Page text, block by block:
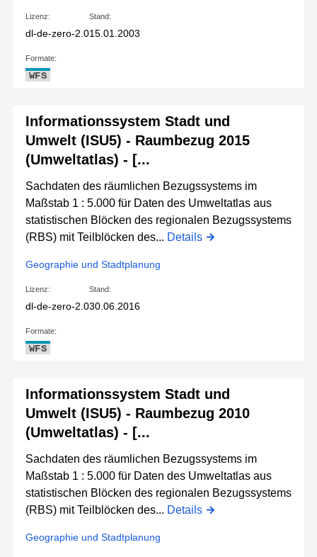
Lizenz:
dl-de-zero-2.0
Stand:
15.01.2003
Formate:
WFS
Informationssystem Stadt und
Umwelt (ISU5) - Raumbezug 2015
(Umweltatlas) - [...
Sachdaten des räumlichen Bezugssystems im
Maßstab 1 : 5.000 für Daten des Umweltatlas aus
statistischen Blöcken des regionalen Bezugssystems
(RBS) mit Teilblöcken des... Details
Geographie und Stadtplanung
Lizenz:
dl-de-zero-2.0
Stand:
30.06.2016
Formate:
WFS
Informationssystem Stadt und
Umwelt (ISU5) - Raumbezug 2010
(Umweltatlas) - [...
Sachdaten des räumlichen Bezugssystems im
Maßstab 1 : 5.000 für Daten des Umweltatlas aus
statistischen Blöcken des regionalen Bezugssystems
(RBS) mit Teilblöcken des... Details
Geographie und Stadtplanung